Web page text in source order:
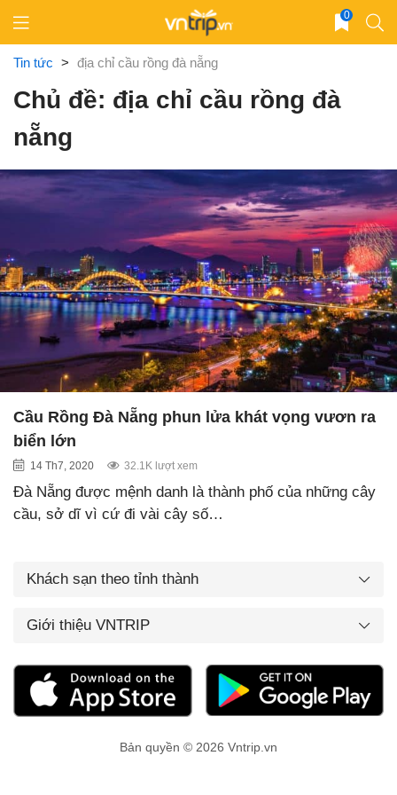
content
0
Tin tức > địa chỉ cầu rồng đà nẵng
Chủ đề: địa chỉ cầu rồng đà
nẵng
Cầu Rồng Đà Nẵng phun lửa khát vọng vươn ra
biển lớn
14 Th7, 2020 32.1K lượt xem
Đà Nẵng được mệnh danh là thành phố của những cây
cầu, sở dĩ vì cứ đi vài cây số…
Khách sạn theo tỉnh thành
Giới thiệu VNTRIP
Bản quyền © 2026 Vntrip.vn